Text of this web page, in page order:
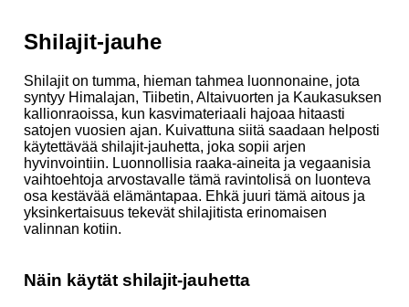
Shilajit-jauhe
Shilajit on tumma, hieman tahmea luonnonaine, jota
syntyy Himalajan, Tiibetin, Altaivuorten ja Kaukasuksen
kallionraoissa, kun kasvimateriaali hajoaa hitaasti
satojen vuosien ajan. Kuivattuna siitä saadaan helposti
käytettävää shilajit-jauhetta, joka sopii arjen
hyvinvointiin. Luonnollisia raaka-aineita ja vegaanisia
vaihtoehtoja arvostavalle tämä ravintolisä on luonteva
osa kestävää elämäntapaa. Ehkä juuri tämä aitous ja
yksinkertaisuus tekevät shilajitista erinomaisen
valinnan kotiin.
Näin käytät shilajit-jauhetta